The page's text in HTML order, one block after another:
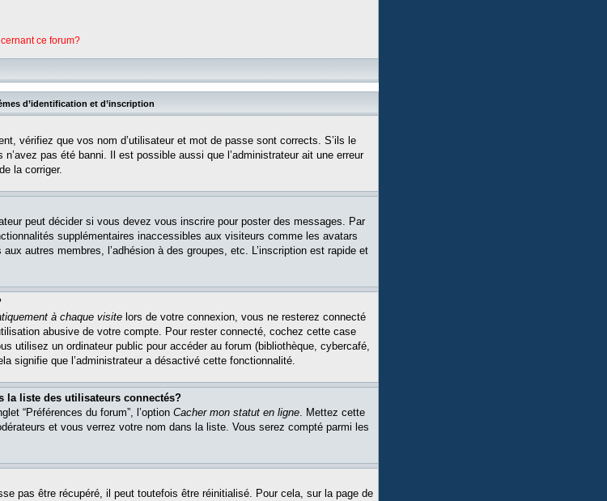
ce forum?
d’identification et d’inscription
vérifiez que vos nom d’utilisateur et mot de passe sont corrects. S’ils le
pas été banni. Il est possible aussi que l’administrateur ait une erreur
la corriger.
peut décider si vous devez vous inscrire pour poster des messages. Par
supplémentaires inaccessibles aux visiteurs comme les avatars
autres membres, l’adhésion à des groupes, etc. L’inscription est rapide et
à chaque visite lors de votre connexion, vous ne resterez connecté
abusive de votre compte. Pour rester connecté, cochez cette case
utilisez un ordinateur public pour accéder au forum (bibliothèque, cybercafé,
signifie que l’administrateur a désactivé cette fonctionnalité.
la liste des utilisateurs connectés?
“Préférences du forum”, l’option Cacher mon statut en ligne. Mettez cette
et vous verrez votre nom dans la liste. Vous serez compté parmi les
pas être récupéré, il peut toutefois être réinitialisé. Pour cela, sur la page de